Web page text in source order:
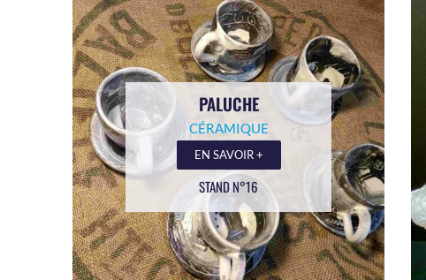
PALUCHE
CÉRAMIQUE
EN SAVOIR +
STAND N°16